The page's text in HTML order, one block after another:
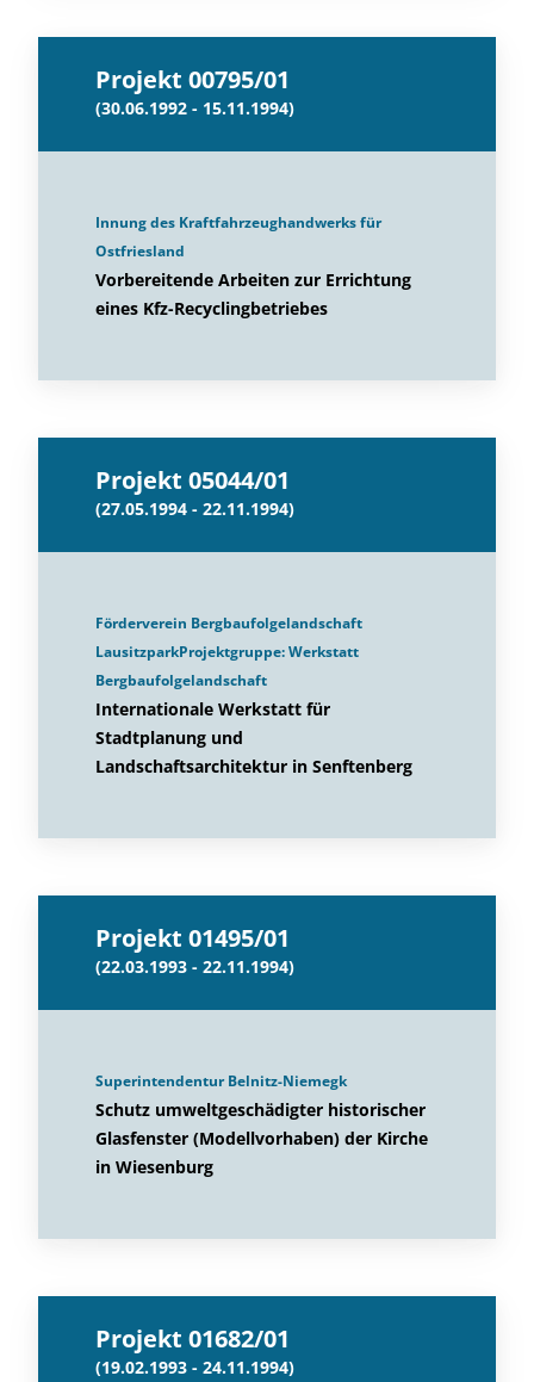
Projekt 00795/01
(30.06.1992 - 15.11.1994)
Innung des Kraftfahrzeughandwerks für
Ostfriesland
Vorbereitende Arbeiten zur Errichtung
eines Kfz-Recyclingbetriebes
Projekt 05044/01
(27.05.1994 - 22.11.1994)
Förderverein Bergbaufolgelandschaft
LausitzparkProjektgruppe: Werkstatt
Bergbaufolgelandschaft
Internationale Werkstatt für
Stadtplanung und
Landschaftsarchitektur in Senftenberg
Projekt 01495/01
(22.03.1993 - 22.11.1994)
Superintendentur Belnitz-Niemegk
Schutz umweltgeschädigter historischer
Glasfenster (Modellvorhaben) der Kirche
in Wiesenburg
Projekt 01682/01
(19.02.1993 - 24.11.1994)